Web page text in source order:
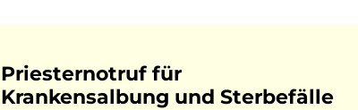
Priesternotruf für
Krankensalbung und Sterbefälle